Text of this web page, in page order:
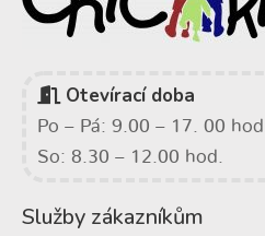
Otevírací doba
Po – Pá: 9.00 – 17. 00 hod.
So: 8.30 – 12.00 hod.
Služby zákazníkům